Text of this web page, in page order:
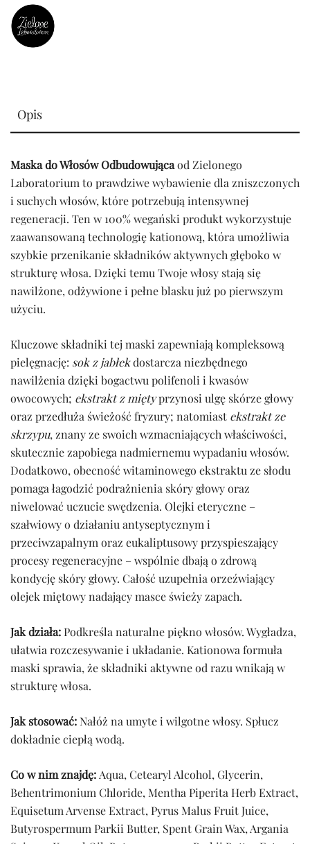
Opis
Maska do Włosów Odbudowującaod Zielonego
Laboratorium to prawdziwe wybawienie dla zniszczonych
i suchych włosów, które potrzebują intensywnej
regeneracji. Ten w 100% wegański produkt wykorzystuje
zaawansowaną technologię kationową, która umożliwia
szybkie przenikanie składników aktywnych głęboko w
strukturę włosa. Dzięki temu Twoje włosy stają się
nawilżone, odżywione i pełne blasku już po pierwszym
użyciu.
Kluczowe składniki tej maski zapewniają kompleksową
pielęgnację: sok z jabłekdostarcza niezbędnego
nawilżenia dzięki bogactwu polifenoli i kwasów
owocowych; ekstrakt z miętyprzynosi ulgę skórze głowy
oraz przedłuża świeżość fryzury; natomiast ekstrakt ze
skrzypu, znany ze swoich wzmacniających właściwości,
skutecznie zapobiega nadmiernemu wypadaniu włosów.
Dodatkowo, obecność witaminowego ekstraktu ze słodu
pomaga łagodzić podrażnienia skóry głowy oraz
niwelować uczucie swędzenia. Olejki eteryczne –
szałwiowy o działaniu antyseptycznym i
przeciwzapalnym oraz eukaliptusowy przyspieszający
procesy regeneracyjne – wspólnie dbają o zdrową
kondycję skóry głowy. Całość uzupełnia orzeźwiający
olejek miętowy nadający masce świeży zapach.
Jak działa: Podkreśla naturalne piękno włosów. Wygładza,
ułatwia rozczesywanie i układanie. Kationowa formuła
maski sprawia, że składniki aktywne od razu wnikają w
strukturę włosa.
Jak stosować: Nałóż na umyte i wilgotne włosy. Spłucz
dokładnie ciepłą wodą.
Co w nim znajdę: Aqua, Cetearyl Alcohol, Glycerin,
Behentrimonium Chloride, Mentha Piperita Herb Extract,
Equisetum Arvense Extract, Pyrus Malus Fruit Juice,
Butyrospermum Parkii Butter, Spent Grain Wax, Argania